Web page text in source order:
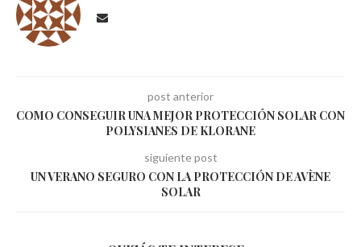
post anterior
COMO CONSEGUIR UNA MEJOR PROTECCIÓN SOLAR CON
POLYSIANES DE KLORANE
siguiente post
UN VERANO SEGURO CON LA PROTECCIÓN DE AVÈNE
SOLAR